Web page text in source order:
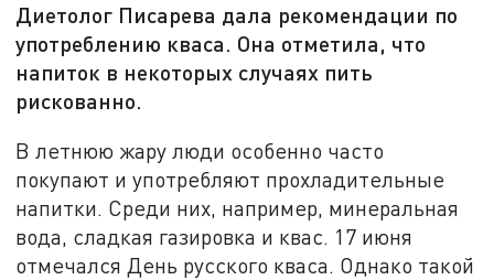
Диетолог Писарева дала рекомендации по
употреблению кваса. Она отметила, что
напиток в некоторых случаях пить
рискованно.
В летнюю жару люди особенно часто
покупают и употребляют прохладительные
напитки. Среди них, например, минеральная
вода, сладкая газировка и квас. 17 июня
отмечался День русского кваса. Однако такой